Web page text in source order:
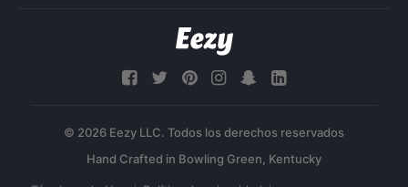
© 2026 Eezy LLC. Todos los derechos reservados